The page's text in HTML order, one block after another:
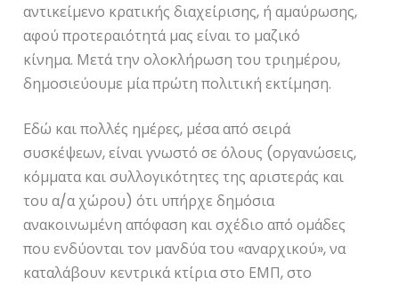
αντικείμενο κρατικής διαχείρισης, ή αμαύρωσης,
αφού προτεραιότητά μας είναι το μαζικό
κίνημα. Μετά την ολοκλήρωση του τριημέρου,
δημοσιεύουμε μία πρώτη πολιτική εκτίμηση.
Εδώ και πολλές ημέρες, μέσα από σειρά
συσκέψεων, είναι γνωστό σε όλους (οργανώσεις,
κόμματα και συλλογικότητες της αριστεράς και
του α/α χώρου) ότι υπήρχε δημόσια
ανακοινωμένη απόφαση και σχέδιο από ομάδες
που ενδύονται τον μανδύα του «αναρχικού», να
καταλάβουν κεντρικά κτίρια στο ΕΜΠ, στο